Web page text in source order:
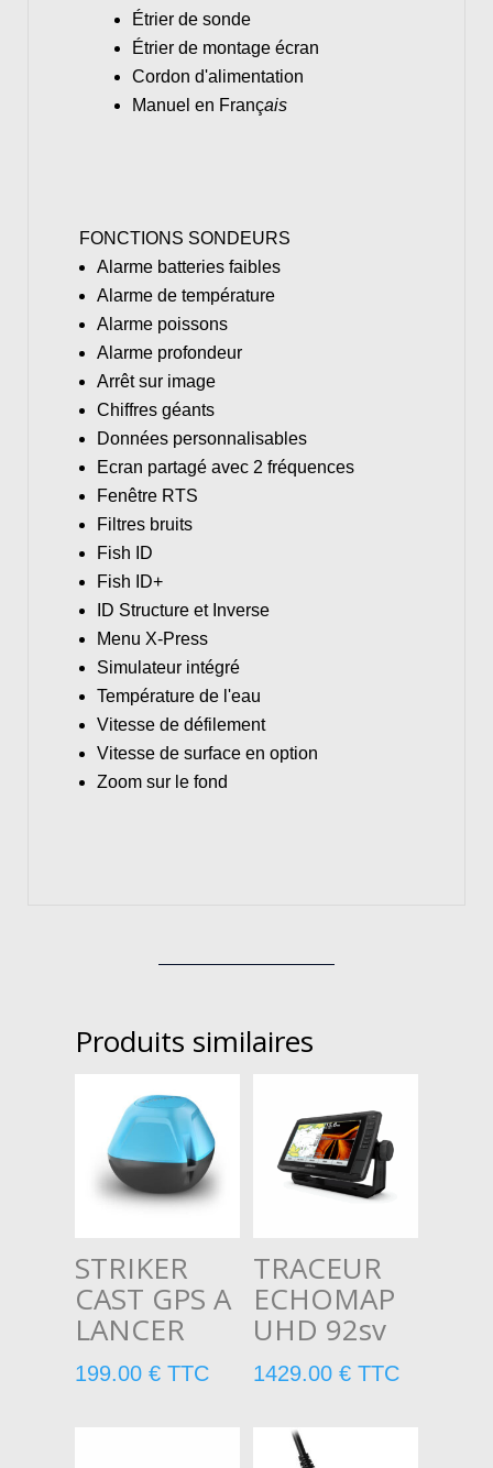
Étrier de sonde
Étrier de montage écran
Cordon d'alimentation
Manuel en Français
FONCTIONS SONDEURS
Alarme batteries faibles
Alarme de température
Alarme poissons
Alarme profondeur
Arrêt sur image
Chiffres géants
Données personnalisables
Ecran partagé avec 2 fréquences
Fenêtre RTS
Filtres bruits
Fish ID
Fish ID+
ID Structure et Inverse
Menu X-Press
Simulateur intégré
Température de l'eau
Vitesse de défilement
Vitesse de surface en option
Zoom sur le fond
Produits similaires
STRIKER
CAST GPS A
LANCER
199.00 € TTC
TRACEUR
ECHOMAP
UHD 92sv
1429.00€ TTC